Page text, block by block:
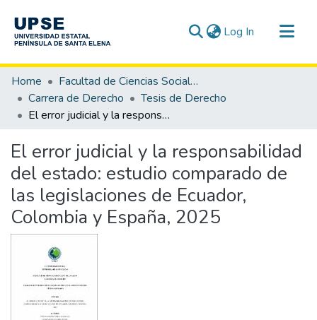
Log In (current)
Communities & Collections
All of DSpace
Statistics
Home
Facultad de Ciencias Sociales y de la Salud
Carrera de Derecho
Tesis de Derecho
El error judicial y la responsabilidad del estado: estudio comparado de las legislaciones de Ecuador, Colombia y España, 2025
El error judicial y la responsabilidad
del estado: estudio comparado de
las legislaciones de Ecuador,
Colombia y España, 2025